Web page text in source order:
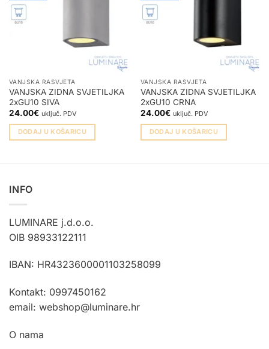
VANJSKA RASVJETA
VANJSKA ZIDNA SVJETILJKA
2xGU10 SIVA
24.00€ uključ. PDV
DODAJ U KOŠARICU
VANJSKA RASVJETA
VANJSKA ZIDNA SVJETILJKA
2xGU10 CRNA
24.00€ uključ. PDV
DODAJ U KOŠARICU
INFO
LUMINARE j.d.o.o.
OIB 98933122111
IBAN: HR4323600001103258099
Kontakt: 0997450162
email: webshop@luminare.hr
O nama